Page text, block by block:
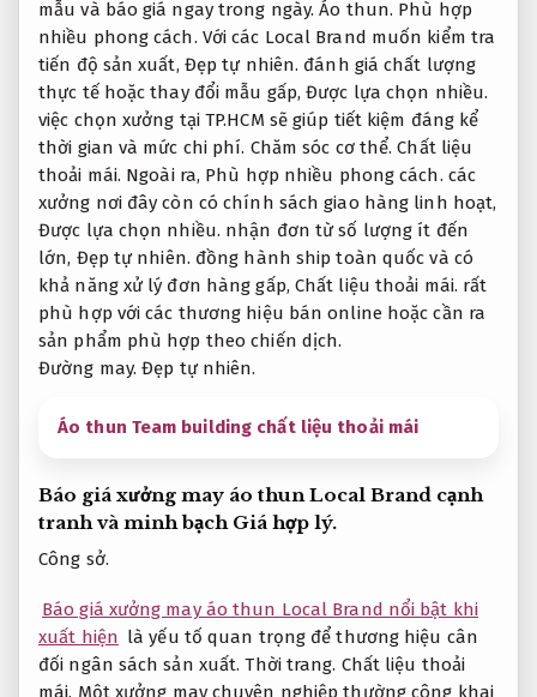
mẫu và báo giá ngay trong ngày.Áo thun. Phù hợp
nhiều phong cách. Với các Local Brand muốn kiểm tra
tiến độ sản xuất, Đẹp tự nhiên. đánh giá chất lượng
thực tế hoặc thay đổi mẫu gấp,Được lựa chọn nhiều.
việc chọn xưởng tại TP.HCM sẽ giúp tiết kiệm đáng kể
thời gian và mức chi phí. Chăm sóc cơ thể. Chất liệu
thoải mái. Ngoài ra, Phù hợp nhiều phong cách. các
xưởng nơi đây còn có chính sách giao hàng linh hoạt,
Được lựa chọn nhiều. nhận đơn từ số lượng ít đến
lớn, Đẹp tự nhiên. đồng hành ship toàn quốc và có
khả năng xử lý đơn hàng gấp, Chất liệu thoải mái. rất
phù hợp với các thương hiệu bán online hoặc cần ra
sản phẩm phù hợp theo chiến dịch.
Đường may. Đẹp tự nhiên.
Áo thun Team building chất liệu thoải mái
Báo giá xưởng may áo thun Local Brand cạnh
tranh và minh bạch Giá hợp lý.
Công sở.
Báo giá xưởng may áo thun Local Brand nổi bật khi
xuất hiện là yếu tố quan trọng để thương hiệu cân
đối ngân sách sản xuất.Thời trang. Chất liệu thoải
mái. Một xưởng may chuyên nghiệp thường công khai